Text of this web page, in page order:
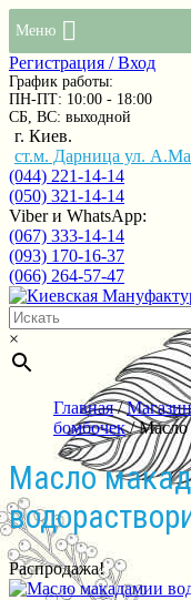
Меню
Регистрация / Вход
График работы:
ПН-ПТ: 10:00 - 18:00
СБ, ВС: выходной
г. Киев.
ст.м. Дарница ул.
(044) 221-14-14
(050) 321-14-14
Viber и WhatsApp:
(067) 333-14-14
(093) 170-16-37
(066) 264-57-47
×
Главная/Магазин
бомбочек/ Масло
Масло
Распродажа!